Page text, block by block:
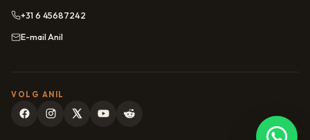
+31 6 45687242
E-mail Anil
VOLG ANIL